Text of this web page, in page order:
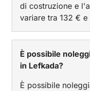
di costruzione e
variare tra 132 €
È possibile
in Lefkada?
È possibile